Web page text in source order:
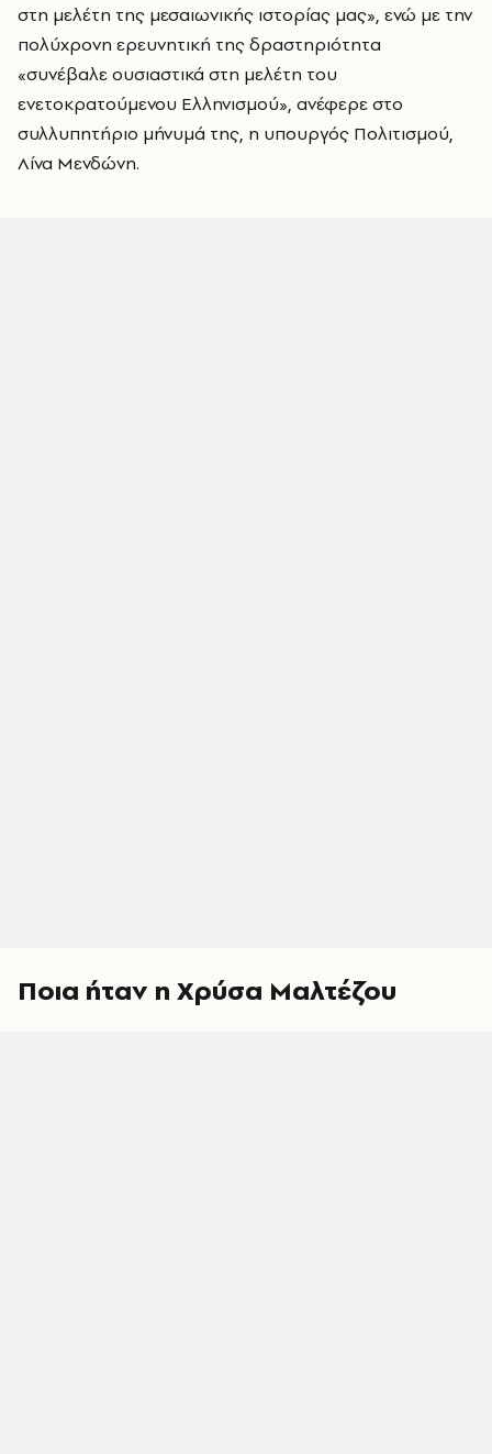
στη μελέτη της μεσαιωνικής ιστορίας μας», ενώ με την
πολύχρονη ερευνητική της δραστηριότητα
«συνέβαλε ουσιαστικά στη μελέτη του
ενετοκρατούμενου Ελληνισμού», ανέφερε στο
συλλυπητήριο μήνυμά της, η υπουργός Πολιτισμού,
Λίνα Μενδώνη.
Ποια ήταν η Χρύσα Μαλτέζου